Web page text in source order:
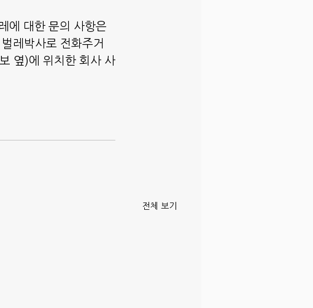
에 대한 문의 사항은
레박사로 전화주거
옆)에 위치한 회사 사
전체 보기